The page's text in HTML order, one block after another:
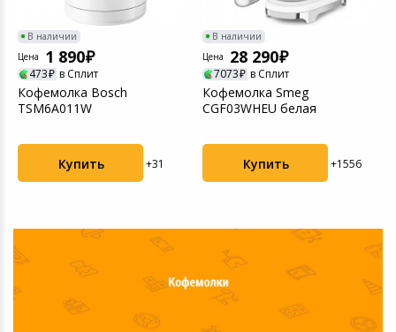
В наличии
Цена
1 890
473 в Сплит
Кофемолка Bosch
TSM6A011W
Купить +31
В наличии
Цена
28 290
7073 в Сплит
Кофемолка Smeg
CGF03WHEU белая
Купить +1556